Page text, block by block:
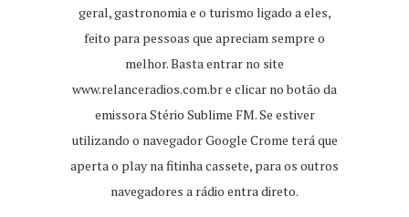
geral, gastronomia e o turismo ligado a eles,
feito para pessoas que apreciam sempre o
melhor. Basta entrar no site
www.relanceradios.com.bre clicar no botão da
emissora Stério Sublime FM. Se estiver
utilizando o navegador Google Crome terá que
aperta o play na fitinha cassete, para os outros
navegadores a rádio entra direto.